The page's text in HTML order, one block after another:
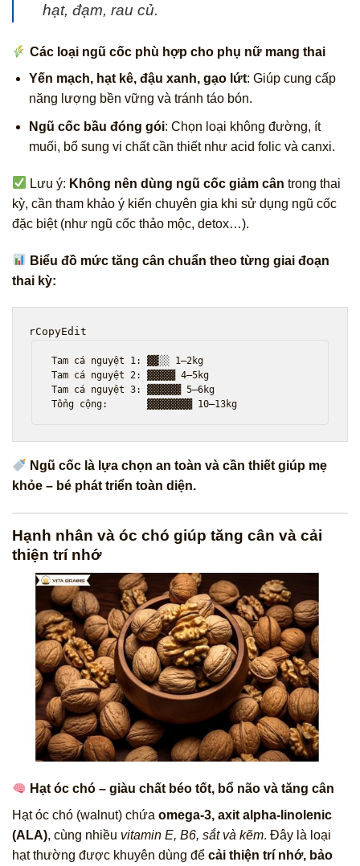
hạt, đạm, rau củ.
Các loại ngũ cốc phù hợp cho phụ nữ mang thai
Yến mạch, hạt kê, đậu xanh, gạo lứt: Giúp cung cấp
năng lượng bền vững và tránh táo bón.
Ngũ cốc bầu đóng gói: Chọn loại không đường, ít
muối, bổ sung vi chất cần thiết như acid folic và canxi.
Lưu ý: Không nên dùng ngũ cốc giảm cân trong thai
kỳ, cần tham khảo ý kiến chuyên gia khi sử dụng ngũ cốc
đặc biệt (như ngũ cốc thảo mộc, detox…).
Biểu đồ mức tăng cân chuẩn theo từng giai đoạn
thai kỳ:
rCopyEdit
Tam cá nguyệt 1: ▓▓░░ 1–2kg
Tam cá nguyệt 2: ▓▓▓▓▓ 4–5kg
Tam cá nguyệt 3: ▓▓▓▓▓▓ 5–6kg
Ngũ cốc là lựa chọn an toàn và cần thiết giúp mẹ
khỏe – bé phát triển toàn diện.
Hạnh nhân và óc chó giúp tăng cân và cải
thiện trí nhớ
Hạt óc chó – giàu chất béo tốt, bổ não và tăng cân
Hạt óc chó (walnut) chứa omega-3, axit alpha-linolenic
(ALA), cùng nhiều vitamin E, B6, sắt và kẽm. Đây là loại
hạt thường được khuyên dùng để cải thiện trí nhớ, bảo